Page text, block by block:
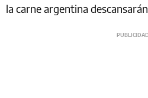
la carne argentina